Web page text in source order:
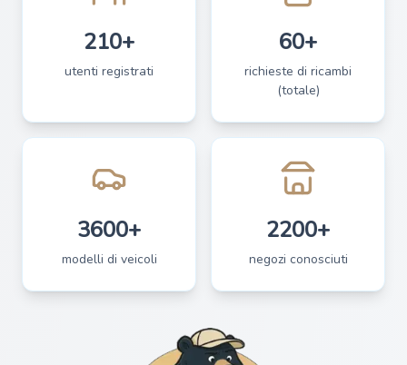
210+
utenti registrati
60+
richieste di ricambi
(totale)
3600+
modelli di veicoli
2200+
negozi conosciuti